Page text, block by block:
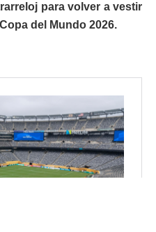
para volver a vestir
del Mundo 2026.